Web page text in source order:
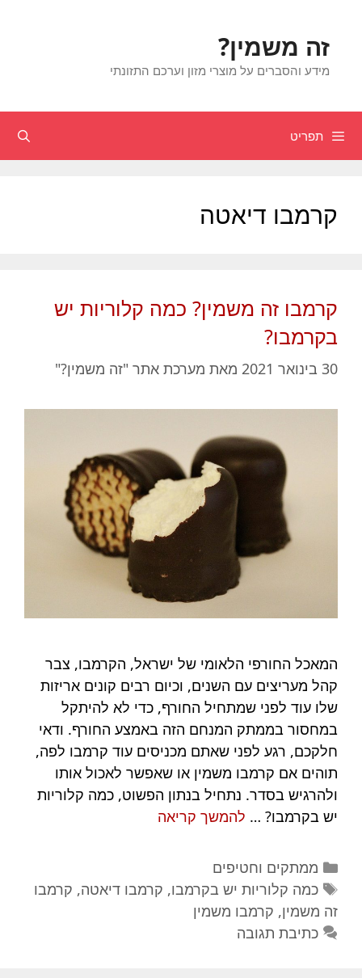
זה משמין?
מידע והסברים על מוצרי מזון וערכם התזונתי
חיפוש תפריט
קרמבו דיאטה
קרמבו זה משמין? כמה קלוריות יש
בקרמבו?
30 בינואר 2021 מאת מערכת אתר "זה משמין?"
המאכל החורפי הלאומי של ישראל, הקרמבו, צבר
קהל מעריצים עם השנים, וכיום רבים קונים אריזות
שלו עוד לפני שמתחיל החורף, כדי לא להיתקל
במחסור בממתק המנחם הזה באמצע החורף. ודאי
חלקכם, רגע לפני שאתם מכניסים עוד קרמבו לפה,
תוהים אם קרמבו משמין או שאפשר לאכול אותו
ולהרגיש בסדר. נתחיל בנתון הפשוט, כמה קלוריות
יש בקרמבו? … להמשך קריאה
קלוריות
קטגוריות
ממתקים וחטיפים
תגיות
כמה קלוריות יש בקרמבו, קרמבו דיאטה, קרמבו
זה משמין, קרמבו משמין
כתיבת תגובה